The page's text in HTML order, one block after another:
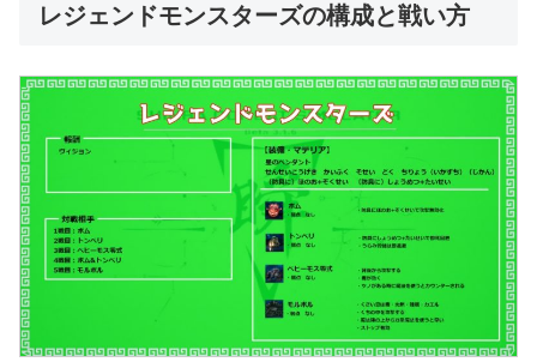
レジェンドモンスターズの構成と戦い方